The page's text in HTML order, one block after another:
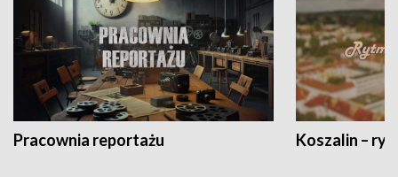
Pracownia reportażu Koszalin –